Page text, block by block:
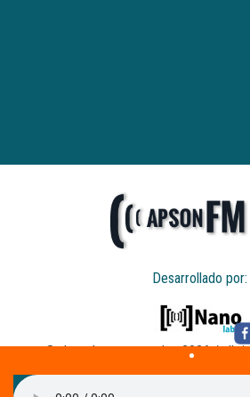
Desarrollado por:
© derechos reservados 2026 / all